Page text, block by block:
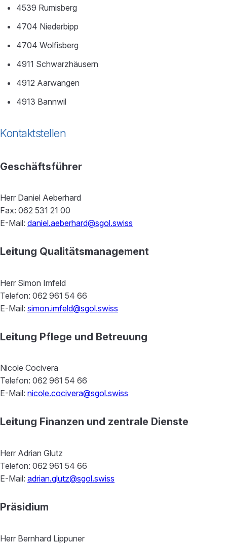
4539 Rumisberg
4704 Niederbipp
4704 Wolfisberg
4911 Schwarzhäusern
4912 Aarwangen
4913 Bannwil
Kontaktstellen
Geschäftsführer
Herr Daniel Aeberhard
Fax: 062 531 21 00
E-Mail: daniel.aeberhard@sgol.swiss
Leitung Qualitätsmanagement
Herr Simon Imfeld
Telefon: 062 961 54 66
E-Mail: simon.imfeld@sgol.swiss
Leitung Pflege und Betreuung
Nicole Cocivera
Telefon: 062 961 54 66
E-Mail: nicole.cocivera@sgol.swiss
Leitung Finanzen und zentrale Dienste
Herr Adrian Glutz
Telefon: 062 961 54 66
E-Mail: adrian.glutz@sgol.swiss
Präsidium
Herr Bernhard Lippuner